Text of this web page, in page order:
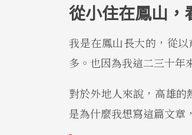
從小住在鳳山，
我是在鳳山長大的，從
多。也因為我這二三十年
對於外地人來說，高雄
是為什麼我想寫這篇文章